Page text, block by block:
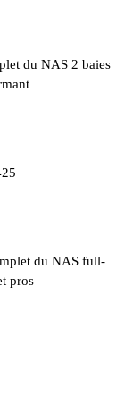
du NAS 2 baies
du NAS full-
pros